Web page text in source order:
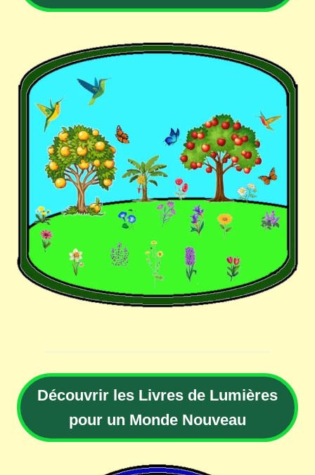
Découvrir les Livres de Lumières
pour un Monde Nouveau